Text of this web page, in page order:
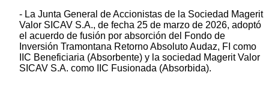
- La Junta General de Accionistas de la Sociedad Magerit
Valor SICAV S.A., de fecha 25 de marzo de 2026, adoptó
el acuerdo de fusión por absorción del Fondo de
Inversión Tramontana Retorno Absoluto Audaz, FI como
IIC Beneficiaria (Absorbente) y la sociedad Magerit Valor
SICAV S.A. como IIC Fusionada (Absorbida).